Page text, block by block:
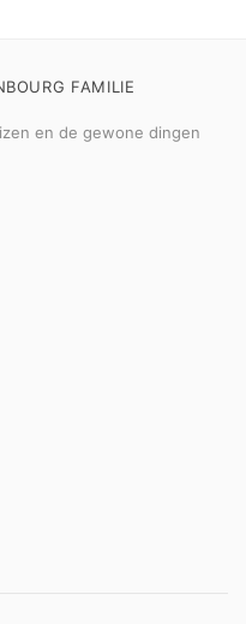
FAMILIE
en de gewone dingen